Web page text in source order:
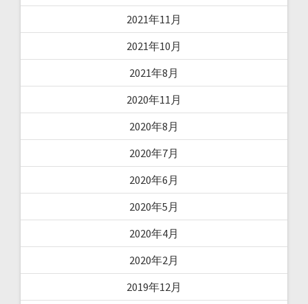
2021年11月
2021年10月
2021年8月
2020年11月
2020年8月
2020年7月
2020年6月
2020年5月
2020年4月
2020年2月
2019年12月